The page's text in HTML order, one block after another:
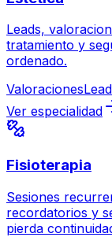
Leads,
tratamiento y
ordenado.
Valoraciones
Ver especialidad
Fisioterapia
Sesiones
recordatorios y
pierda